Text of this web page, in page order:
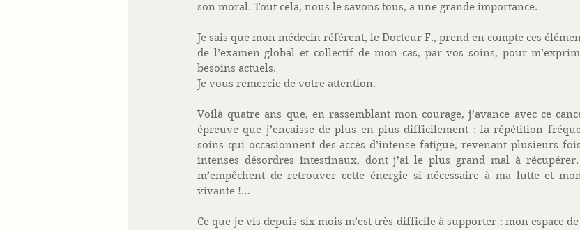
son moral. Tout cela, nous le savons tous, a une grande importance.
Je sais que mon médecin référent, le Docteur F., prend en compte ces
de l’examen global et collectif de mon cas, par vos soins, pour
besoins actuels.
Je vous remercie de votre attention.
Voilà quatre ans que, en rassemblant mon courage, j’avance avec ce
épreuve que j’encaisse de plus en plus difficilement : la répétition
soins qui occasionnent des accès d’intense fatigue, revenant plusieurs
intenses désordres intestinaux, dont j’ai le plus grand mal à récupérer.
m’empêchent de retrouver cette énergie si nécessaire à ma lutte et
vivante !…
Ce que je vis depuis six mois m’est très difficile à supporter : mon espace